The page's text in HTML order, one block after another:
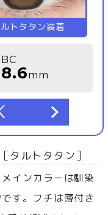
トタタン装着
BC
8.6mm
タルトタタン］
インカラーは馴染
す。フチは薄付き